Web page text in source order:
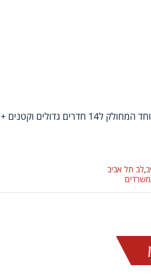
משרד במרכז בתל אביב. משרד גדול ומיוחד המחולק ל14 חדרים
,לב תל אביב
משרדים